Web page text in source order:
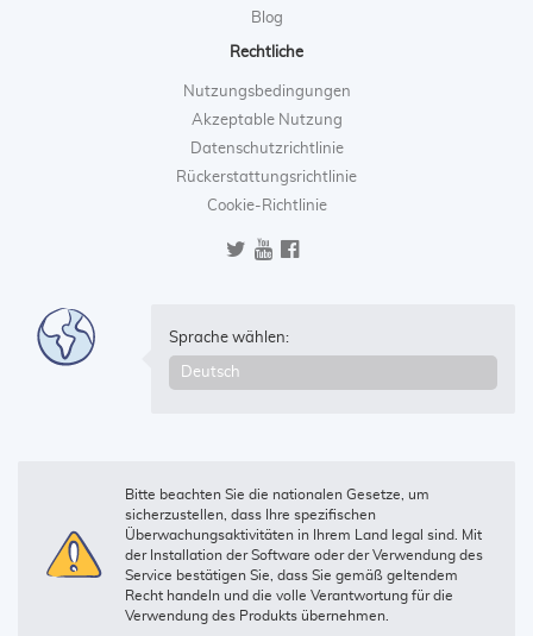
Blog
Rechtliche
Nutzungsbedingungen
Akzeptable Nutzung
Datenschutzrichtlinie
Rückerstattungsrichtlinie
Cookie-Richtlinie
Sprache wählen:
Bitte beachten Sie die nationalen Gesetze, um
sicherzustellen, dass Ihre spezifischen
Überwachungsaktivitäten in Ihrem Land legal sind. Mit
der Installation der Software oder der Verwendung des
Service bestätigen Sie, dass Sie gemäß geltendem
Recht handeln und die volle Verantwortung für die
Verwendung des Produkts übernehmen.